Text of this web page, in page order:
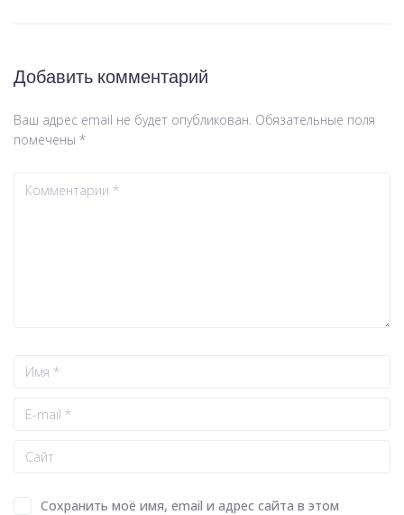
Добавить комментарий
Ваш адрес email не будет опубликован. Обязательные поля
помечены *
Сохранить моё имя, email и адрес сайта в этом